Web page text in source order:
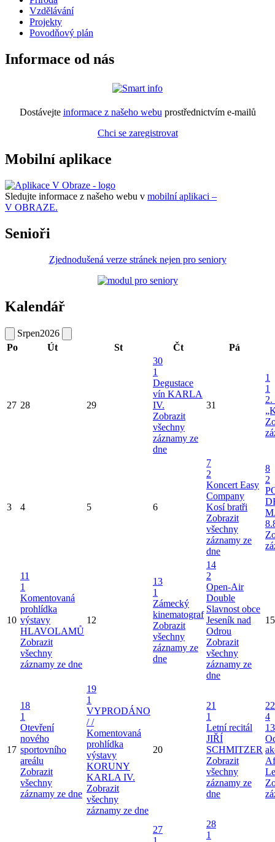
Vzdělávání
Projekty
Povodňový plán
Informace od nás
Dostávejte informace z našeho webu prostřednictvím e-mailů
Chci se zaregistrovat
Mobilní aplikace
Sledujte informace z našeho webu v mobilní aplikaci –
V OBRAZE.
Senioři
Zjednodušená verze stránek nejen pro seniory
Kalendář
Srpen2026
Po
Út St Čt Pá
27 28 29
30
1
Degustace
vín KARLA
IV.
Zobrazit
všechny
záznamy ze
dne
31
1
1
2.
3 4 5 6
7
2
Koncert Easy
Company
Kosí bratři
Zobrazit
všechny
záznamy ze
dne
8
2
10
11
1
Komentovaná
prohlídka
výstavy
HLAVOLAMŮ
Zobrazit
všechny
záznamy ze dne
12
13
1
Zámecký
kinematograf
Zobrazit
všechny
záznamy ze
dne
14
2
Open-Air
Double
Slavnost obce
Jeseník nad
Odrou
Zobrazit
všechny
záznamy ze
dne
15
17
18
1
Otevření
nového
sportovního
areálu
Zobrazit
všechny
záznamy ze dne
19
1
VYPRODÁNO
/ /
Komentovaná
prohlídka
výstavy
KORUNY
KARLA IV.
Zobrazit
všechny
záznamy ze dne
20
21
1
Letní recitál
JIŘÍ
SCHMITZER
Zobrazit
všechny
záznamy ze
dne
22
4
27
28
1